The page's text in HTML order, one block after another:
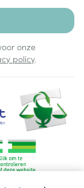
onze
policy.